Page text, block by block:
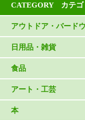
CATEGORY カテゴ
アウトドア・バード
アウトドアウェア
アウトドア雑貨
バードウォッチング
日用品・雑貨
リビング・キッチ
ゲーム・ホビー・文
食品
食品
アート・工芸
本